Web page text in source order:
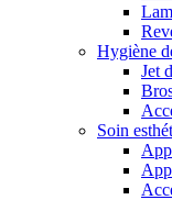
Hygiène
Jet
Soin